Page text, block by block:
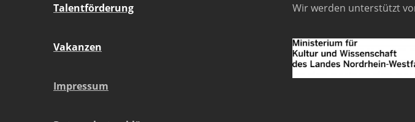
Talentförderung
Vakanzen
Impressum
Wir werden unterstützt